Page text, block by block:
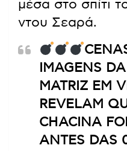
μέσα στο σπίτι
ντου Σεαρά.
IMAGENS
MATRIZ EM
REVELAM
CHACINA
ANTES DAS